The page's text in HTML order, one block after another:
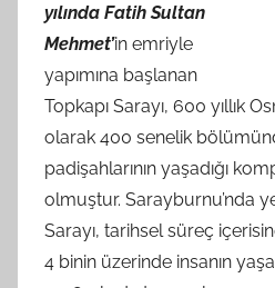
yılında Fatih Sultan
Mehmet’in emriyle
yapımına başlanan
Topkapı Sarayı, 600 yıllık
olarak 400 senelik
padişahlarının yaşadığı
olmuştur. Sarayburnu’nda
Sarayı, tarihsel süreç
4 binin üzerinde insanın